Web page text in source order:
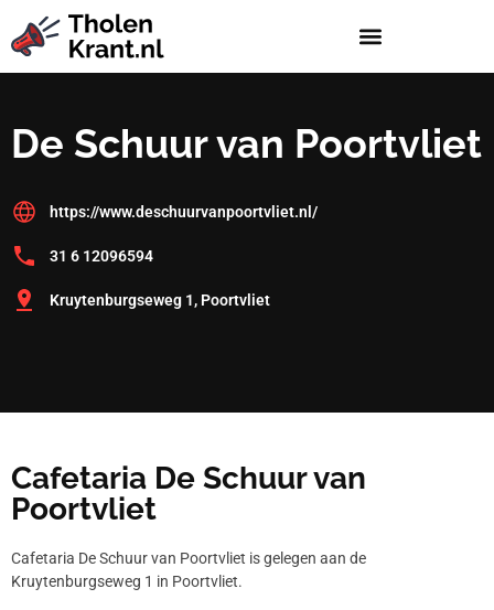
De Schuur van Poortvliet
https://www.deschuurvanpoortvliet.nl/
31 6 12096594
Kruytenburgseweg 1, Poortvliet
Cafetaria De Schuur van
Poortvliet
Cafetaria De Schuur van Poortvliet is gelegen aan de
Kruytenburgseweg 1 in Poortvliet.